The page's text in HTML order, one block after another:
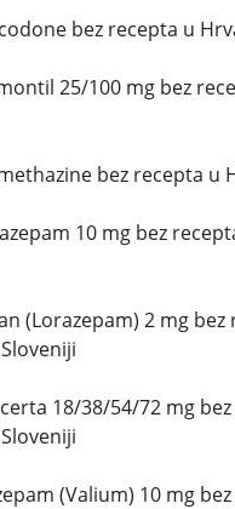
bez recepta u
25/100 mg bez
bez recepta u
10 mg bez
(Lorazepam) 2 mg bez
18/38/54/72 mg
(Valium) 10 mg